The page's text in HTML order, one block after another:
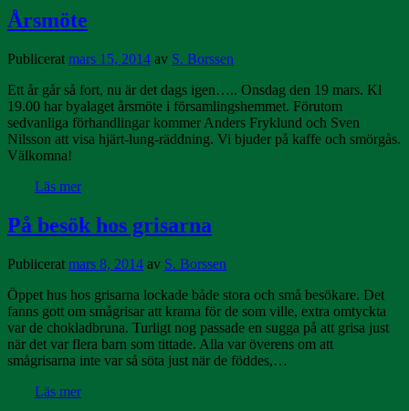
Årsmöte
Publicerat mars 15, 2014 av S. Borssen
Ett år går så fort, nu är det dags igen….. Onsdag den 19 mars. Kl
19.00 har byalaget årsmöte i församlingshemmet. Förutom
sedvanliga förhandlingar kommer Anders Fryklund och Sven
Nilsson att visa hjärt-lung-räddning. Vi bjuder på kaffe och smörgås.
Välkomna!
Läs mer
På besök hos grisarna
Publicerat mars 8, 2014 av S. Borssen
Öppet hus hos grisarna lockade både stora och små besökare. Det
fanns gott om smågrisar att krama för de som ville, extra omtyckta
var de chokladbruna. Turligt nog passade en sugga på att grisa just
när det var flera barn som tittade. Alla var överens om att
smågrisarna inte var så söta just när de föddes,…
Läs mer